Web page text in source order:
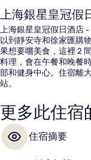
上海銀星皇冠
上海銀星皇冠假日酒店
以到靜安寺和徐家匯購
果想要嚐美食，這裡 2
料理，會在午餐和晚餐
部和健身中心。住宿離
站。
更多此住宿
住宿摘要